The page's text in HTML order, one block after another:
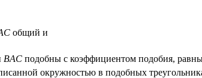
общий и
BAС подобны с коэффициентом подобия,
окружностью в подобных